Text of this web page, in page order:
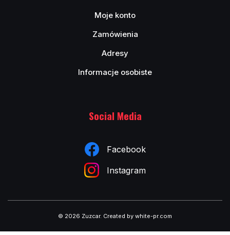
Moje konto
Zamówienia
Adresy
Informacje osobiste
Social Media
Facebook
Instagram
© 2026 Zuzcar. Created by white-pr.com